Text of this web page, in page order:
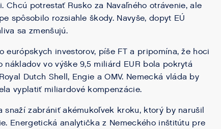
potrestať Rusko za Navaľného otrávenie, ​​ale
spôsobilo rozsiahle škody. Navyše, dopyt EÚ
sa zmenšujú.
investorov, píše FT a pripomína, že hoci
vo výške 9,5 miliárd EUR bola pokrytá
Dutch Shell, Engie a OMV. Nemecká vláda by
vyplatiť miliardové kompenzácie.
zabrániť akémukoľvek kroku, ktorý by narušil
Energetická analytička z Nemeckého inštitútu pre